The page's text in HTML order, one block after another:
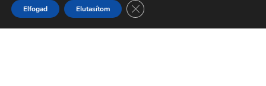
Elfogad Elutasítom Close GDPR Cookie Banner